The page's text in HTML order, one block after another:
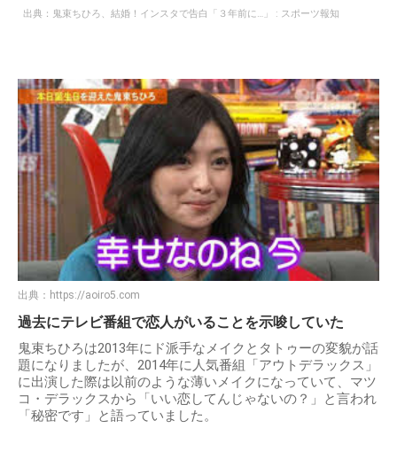
出典： 鬼束ちひろ、結婚！インスタで告白「３年前に…」 : スポーツ報知
出典： https://aoiro5.com
過去にテレビ番組で恋人がいることを示唆していた
鬼束ちひろは2013年にド派手なメイクとタトゥーの変貌が話
題になりましたが、2014年に人気番組「アウトデラックス」
に出演した際は以前のような薄いメイクになっていて、マツ
コ・デラックスから「いい恋してんじゃないの？」と言われ
「秘密です」と語っていました。